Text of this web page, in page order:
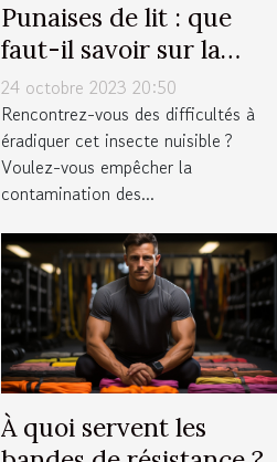
Punaises de lit : que
faut-il savoir sur la
lutte antiparasitaire ?
24 octobre 2023 20:50
Rencontrez-vous des difficultés à
éradiquer cet insecte nuisible ?
Voulez-vous empêcher la
contamination des...
À quoi servent les